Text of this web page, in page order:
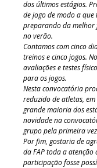
dos últimos estágios.
de jogo de modo a que
preparando da melhor
no verão.
Contamos com cinco
treinos e cinco jogos.
avaliações e testes
para os jogos.
Nesta convocatória
reduzido de atletas,
grande maioria dos
novidade na
grupo pela primeira
Por fim, gostaria de
da FAP toda a atenção
participação fosse